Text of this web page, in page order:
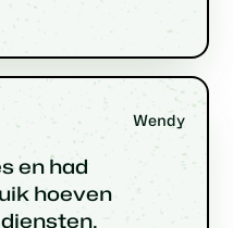
Wendy
en had
hoeven